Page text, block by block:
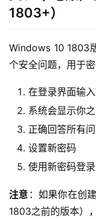
1803+）
Windows 10 1803
个安全问题，用于密
在登录界面输
系统会显示你
正确回答所有
设置新密码
使用新密码登录
注意 ：如果你在创
1803之前的版本）